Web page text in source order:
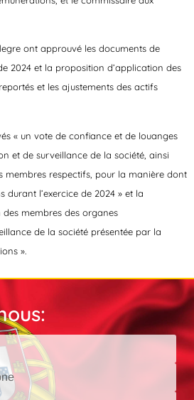
ont approuvé les documents de
2024 et la proposition d’application des
et les ajustements des actifs
« un vote de confiance et de louanges
et de surveillance de la société, ainsi
membres respectifs, pour la manière dont
durant l’exercice de 2024 » et la
membres des organes
de la société présentée par la
».